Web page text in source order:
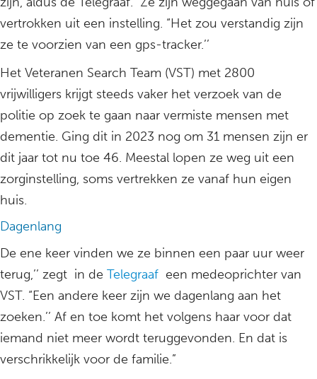
vertrokken uit een instelling. “Het zou verstandig zijn
ze te voorzien van een gps-tracker.’’
Het Veteranen Search Team (VST) met 2800
vrijwilligers krijgt steeds vaker het verzoek van de
politie op zoek te gaan naar vermiste mensen met
dementie. Ging dit in 2023 nog om 31 mensen zijn er
dit jaar tot nu toe 46. Meestal lopen ze weg uit een
zorginstelling, soms vertrekken ze vanaf hun eigen
huis.
Dagenlang
De ene keer vinden we ze binnen een paar uur weer
terug,’’ zegt in de Telegraaf een medeoprichter van
VST. “Een andere keer zijn we dagenlang aan het
zoeken.’’ Af en toe komt het volgens haar voor dat
iemand niet meer wordt teruggevonden. En dat is
verschrikkelijk voor de familie.”